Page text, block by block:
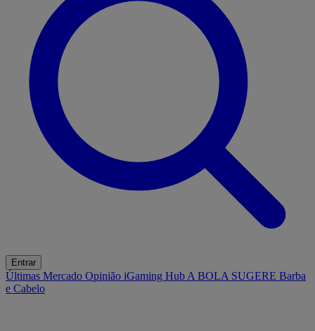
Entrar
Últimas Mercado Opinião iGaming Hub A BOLA SUGERE Barba
e Cabelo